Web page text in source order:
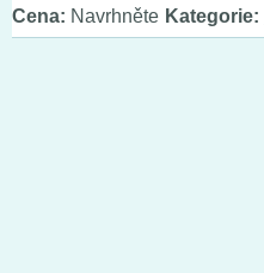
Cena: Navrhněte Kategorie: